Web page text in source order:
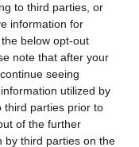
to third parties, or
information for
below opt-out
note that after your
seeing
utilized by
third parties prior to
of the further
by third parties on the
ouvert. Les vues
attentes si vous
En revanche,
souvent
prés salés. Mais
de nombreux
vraiment, optez